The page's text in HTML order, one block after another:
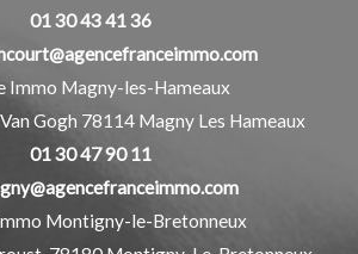
01 30 43 41 36
Immo Magny-les-Hameaux
Gogh 78114 Magny Les Hameaux
01 30 47 90 11
Montigny-le-Bretonneux